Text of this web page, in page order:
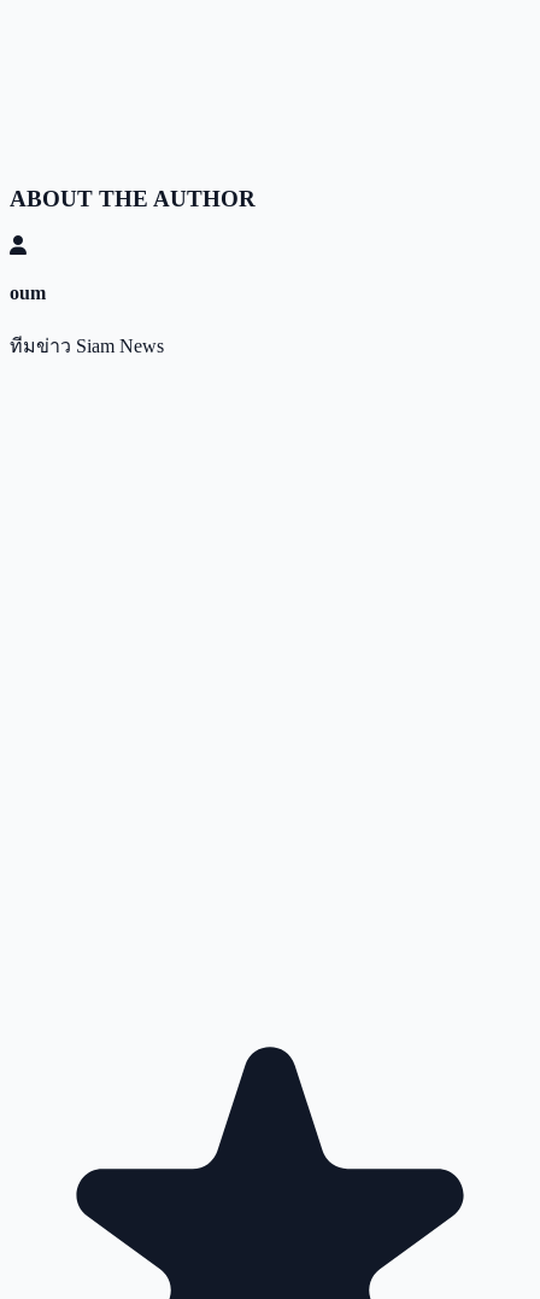
ABOUT THE AUTHOR
oum
ทีมข่าว Siam News